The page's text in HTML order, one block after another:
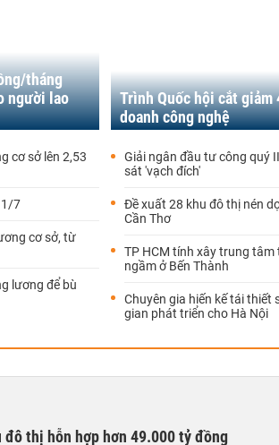
tháng
người lao
cơ sở lên 2,53
1/7
cơ sở, từ
lương để bù
Trình Quốc hội cắt
doanh công nghệ
Giải ngân đầu tư công quý
sát 'vạch đích'
Đề xuất 28 khu đô thị nén
Cần Thơ
TP HCM tính xây trung tâm
ngầm ở Bến Thành
Chuyên gia hiến kế tái thiết
gian phát triển cho Hà Nội
đô thị hỗn hợp hơn 49.000 tỷ đồng